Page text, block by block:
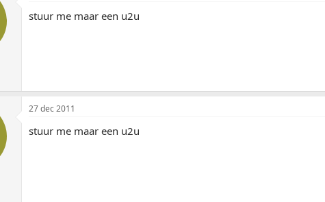
stuur me maar een u2u
27 dec 2011
stuur me maar een u2u